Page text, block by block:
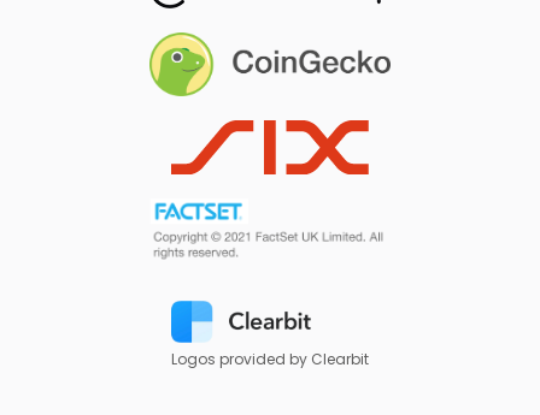
Logos provided by Clearbit